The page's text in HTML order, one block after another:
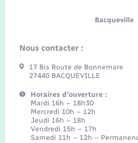
Bacqueville
Nous contacter :
17 Bis Route de Bonnemare
27440 BACQUEVILLE
Horaires d'ouverture :
Mardi 16h – 18h30
Mercredi 10h – 12h
Jeudi 16h – 18h
Vendredi 15h – 17h
Samedi 11h – 12h –